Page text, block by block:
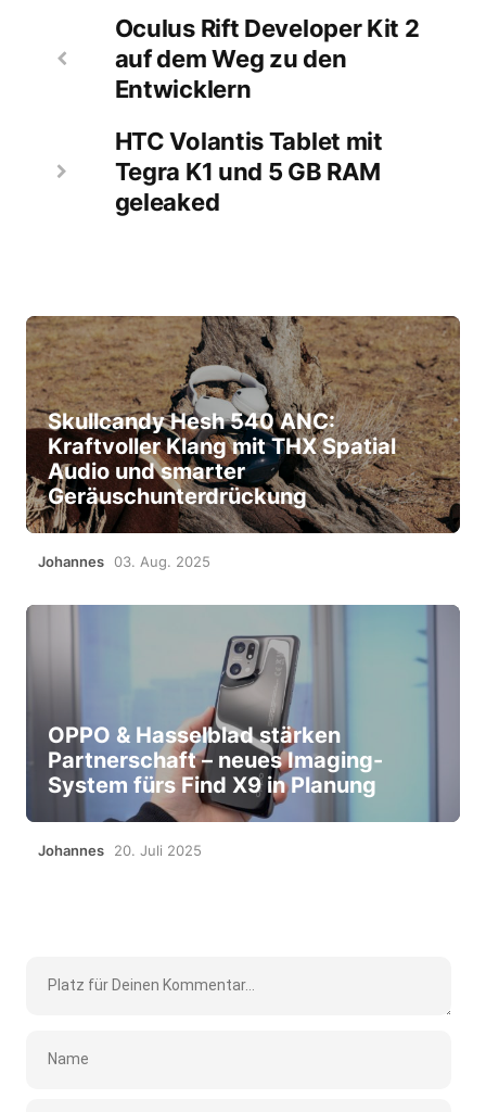
Oculus Rift Developer Kit 2
auf dem Weg zu den
Entwicklern
HTC Volantis Tablet mit
Tegra K1 und 5 GB RAM
geleaked
Skullcandy Hesh 540 ANC:
Kraftvoller Klang mit THX Spatial
Audio und smarter
Geräuschunterdrückung
Johannes 03. Aug. 2025
OPPO & Hasselblad stärken
Partnerschaft – neues Imaging-
System fürs Find X9 in Planung
Johannes 20. Juli 2025